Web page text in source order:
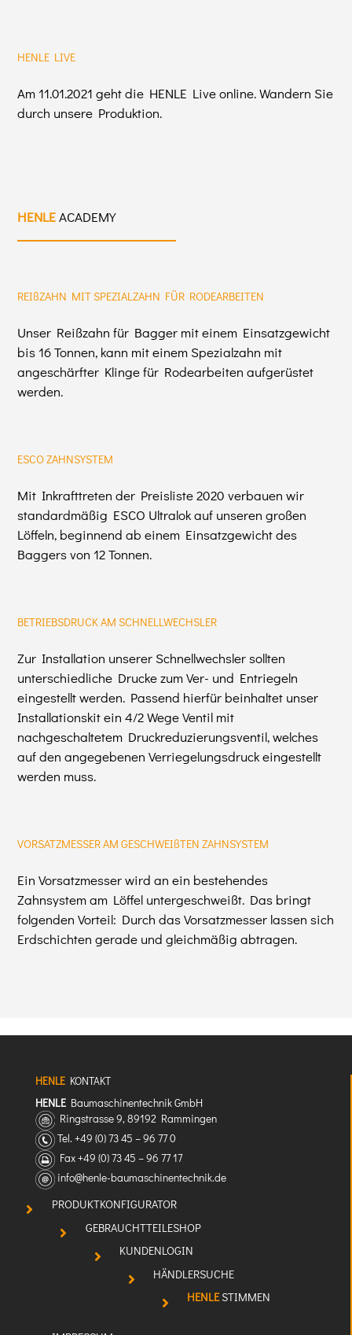
HENLE LIVE
Am 11.01.2021 geht die HENLE Live online. Wandern Sie
durch unsere Produktion.
HENLEACADEMY
REIßZAHN MIT SPEZIALZAHN FÜR RODEARBEITEN
Unser Reißzahn für Bagger mit einem Einsatzgewicht
bis 16 Tonnen, kann mit einem Spezialzahn mit
angeschärfter Klinge für Rodearbeiten aufgerüstet
werden.
ESCO ZAHNSYSTEM
Mit Inkrafttreten der Preisliste 2020 verbauen wir
standardmäßig ESCO Ultralok auf unseren großen
Löffeln, beginnend ab einem Einsatzgewicht des
Baggers von 12 Tonnen.
BETRIEBSDRUCK AM SCHNELLWECHSLER
Zur Installation unserer Schnellwechsler sollten
unterschiedliche Drucke zum Ver- und Entriegeln
eingestellt werden. Passend hierfür beinhaltet unser
Installationskit ein 4/2 Wege Ventil mit
nachgeschaltetem Druckreduzierungsventil, welches
auf den angegebenen Verriegelungsdruck eingestellt
werden muss.
VORSATZMESSER AM GESCHWEIßTEN ZAHNSYSTEM
Ein Vorsatzmesser wird an ein bestehendes
Zahnsystem am Löffel untergeschweißt. Das bringt
folgenden Vorteil: Durch das Vorsatzmesser lassen sich
Erdschichten gerade und gleichmäßig abtragen.
HENLE KONTAKT
HENLEBaumaschinentechnik GmbH
Ringstrasse 9, 89192 Rammingen
Tel. +49 (0) 73 45 – 96 77 0
Fax +49 (0) 73 45 – 96 77 17
info@henle-baumaschinentechnik.de
PRODUKT­KONFIGURATOR
GEBRAUCHT­TEILESHOP
KUNDENLOGIN
HÄNDLERSUCHE
HENLESTIMMEN